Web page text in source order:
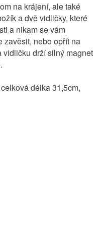
na krájení, ale také
a dvě vidličky, které
a nikam se vám
zavěsit, nebo opřít na
drží silný magnet
délka 31,5cm,